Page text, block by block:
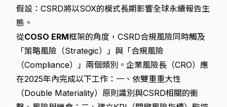
假設：CSRD將以SOX的模式長期影響全球永續報告生
態。
從COSO ERM框架的角度，CSRD合規風險同時觸及
「策略風險（Strategic）」與「合規風險
（Compliance）」兩個類別。企業風險長（CRO）應
在2025年內完成以下工作：一、依雙重重大性
（Double Materiality）原則識別與CSRD相關的衝